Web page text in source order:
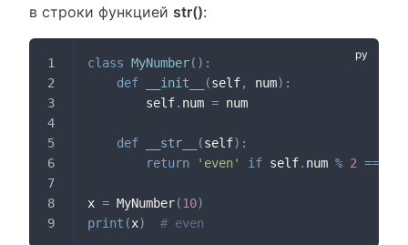
в строки функцией str():
class MyNumber( ) :
def
__init__ (self, num) :
        self
. num = num
def __str__ (self) :
return
'even' if self. num % 2 ==
x = MyNumber(10)
print (x) # even